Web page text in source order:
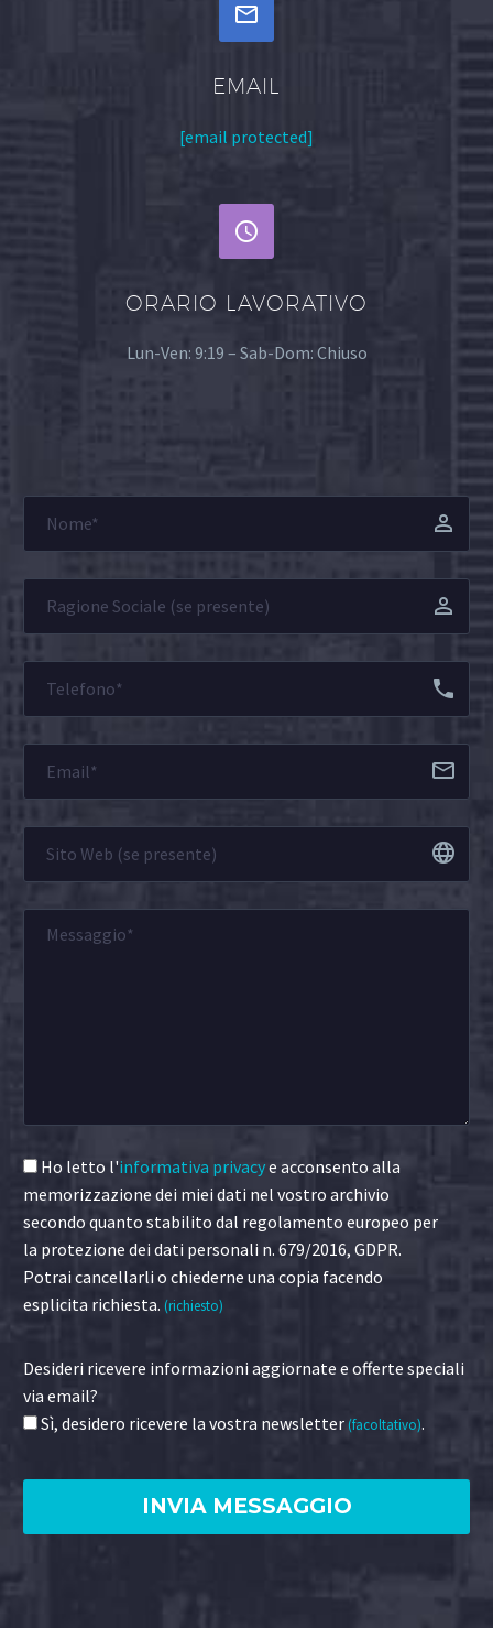


EMAIL
[email protected]


ORARIO LAVORATIVO
Lun-Ven: 9:19 – Sab-Dom: Chiuso
Ho letto l'informativa privacye acconsento alla
memorizzazione dei miei dati nel vostro archivio
secondo quanto stabilito dal regolamento europeo per
la protezione dei dati personali n. 679/2016, GDPR.
Potrai cancellarli o chiederne una copia facendo
esplicita richiesta. (richiesto)
Desideri ricevere informazioni aggiornate e offerte speciali
via email?
Sì, desidero ricevere la vostra newsletter(facoltativo).